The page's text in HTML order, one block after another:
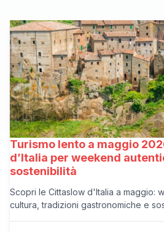
Turismo lento a maggio
d’Italia per weekend
sostenibilità
Scopri le Cittaslow d'Italia a maggio:
cultura, tradizioni gastronomiche e